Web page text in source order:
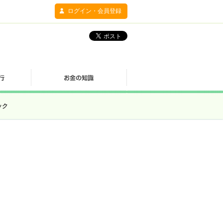
ログイン・会員登録
ク